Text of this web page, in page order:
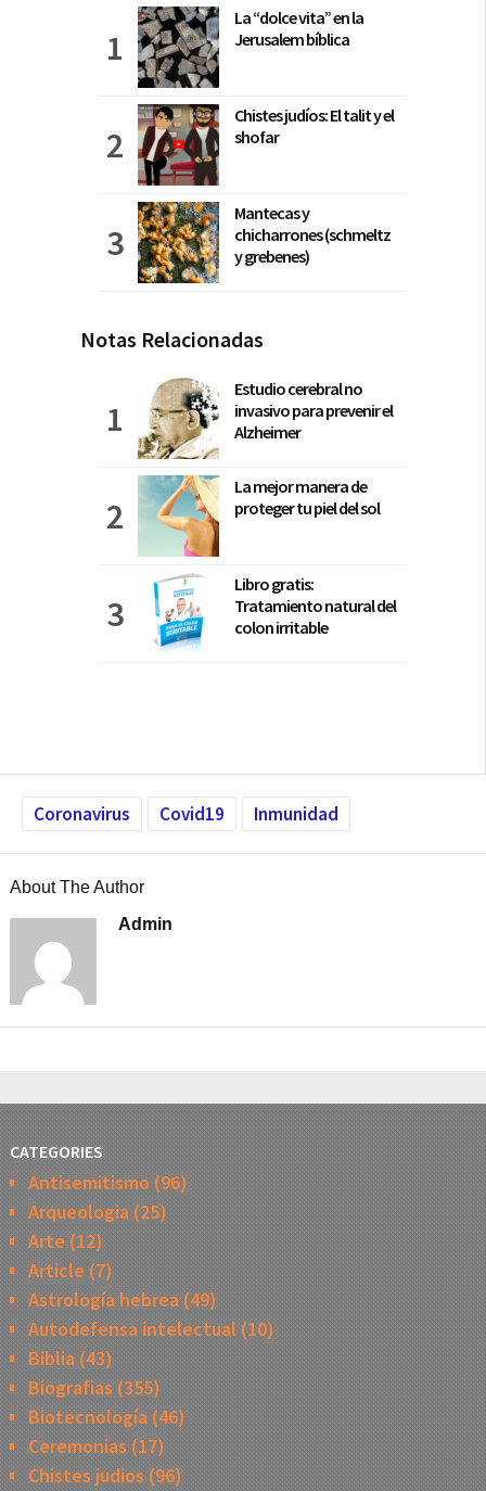
La “dolce vita” en la
Jerusalem bíblica
Chistes judíos: El talit y el
shofar
Mantecas y
chicharrones (schmeltz
y grebenes)
Notas Relacionadas
Estudio cerebral no
invasivo para prevenir el
Alzheimer
La mejor manera de
proteger tu piel del sol
Libro gratis:
Tratamiento natural del
colon irritable
Coronavirus Covid19 Inmunidad
About The Author
Admin
CATEGORIES
Antisemitismo (96)
Arqueologia(25)
Arte (12)
Article (7)
Astrología hebrea(49)
Autodefensa intelectual (10)
Biblia(43)
Biografias (355)
Biotecnología(46)
Ceremonias (17)
Chistes judios (96)